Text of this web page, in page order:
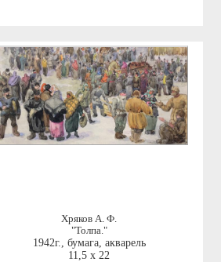
Хряков А. Ф.
"Толпа."
1942г., бумага, акварель
11,5 x 22